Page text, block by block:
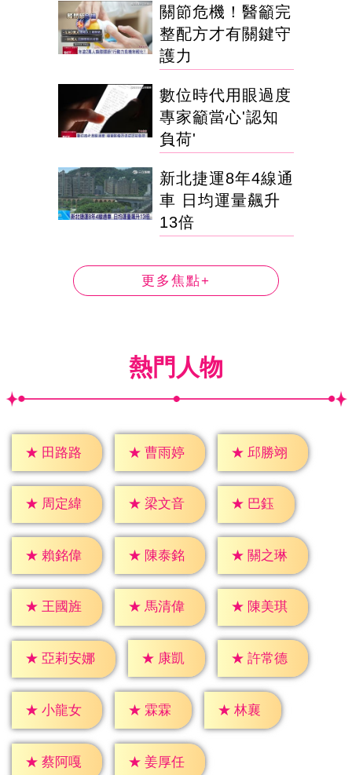
關節危機！醫籲完
整配方才有關鍵守
護力
數位時代用眼過度
專家籲當心'認知
負荷'
新北捷運8年4線通
車 日均運量飆升
13倍
更多焦點+
熱門人物
★ 田路路 ★ 曹雨婷 ★ 邱勝翊
★ 周定緯 ★ 梁文音 ★ 巴鈺
★ 賴銘偉 ★ 陳泰銘 ★ 關之琳
★ 王國旌 ★ 馬清偉 ★ 陳美琪
★ 亞莉安娜 ★ 康凱 ★ 許常德
★ 小龍女 ★ 霖霖 ★ 林襄
★ 蔡阿嘎 ★ 姜厚任